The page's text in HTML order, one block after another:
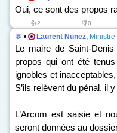
Oui, ce sont des propos
👍2 👎0
💬 • Laurent Nunez, Ministre
Le maire de Saint-
propos qui ont été
ignobles et
S’ils relèvent du pénal, il
L’Arcom est saisie et
seront données au